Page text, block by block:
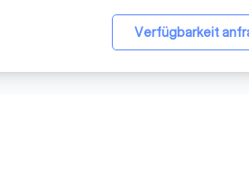
Verfügbarkeit